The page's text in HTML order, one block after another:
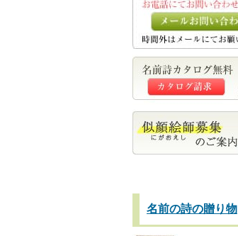
名前の詩の贈り物